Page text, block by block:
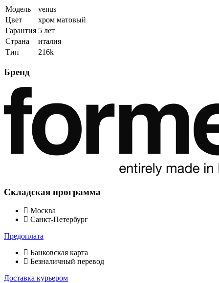
Модель
venus
Цвет
хром матовый
Гарантия 5 лет
Страна
италия
Тип
216k
Бренд
Складская программа
Москва
Санкт-Петербург
Предоплата
Банковская карта
Безналичный перевод
Доставка курьером